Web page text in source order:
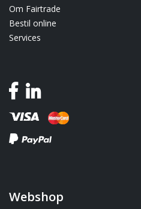
Om Fairtrade
Bestil online
Services
Webshop